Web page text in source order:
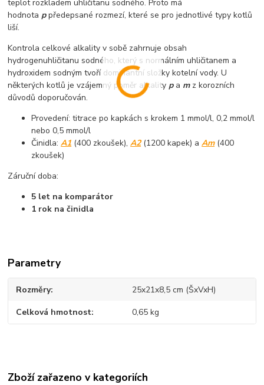
teplot rozkladem uhličitanu sodného. Proto má
hodnota ppředepsané rozmezí, které se pro jednotlivé typy kotlů
liší.
Kontrola celkové alkality v sobě zahrnuje obsah
hydrogenuhličitanu sodného, který s normálním uhličitanem a
hydroxidem sodným tvoří dominantní složky kotelní vody. U
některých kotlů je vzájemný poměr alkality pa mz korozních
důvodů doporučován.
Provedení: titrace po kapkách s krokem 1 mmol/l, 0,2 mmol/l
nebo 0,5 mmol/l
Činidla: A1 (400 zkoušek),A2(1200 kapek) aAm(400
zkoušek)
Záruční doba:
5 let na komparátor
1 rok na činidla
Parametry
Rozměry 25x21x8,5 cm (ŠxVxH)
Celková hmotnost 0,65 kg
Zboží zařazeno v kategoriích